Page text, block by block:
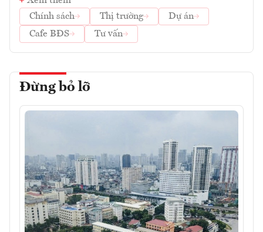
Chính sách
Thị trường
Dự án
Cafe BĐS
Tư vấn
Đừng bỏ lỡ